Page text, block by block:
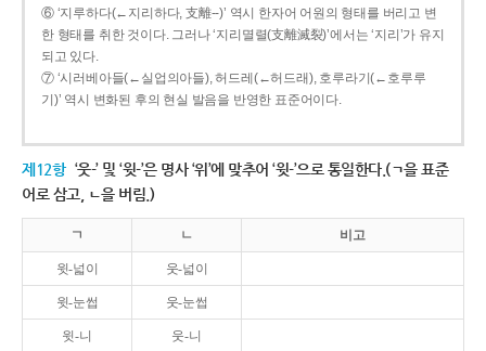
⑥ ‘지루하다(←지리하다, 支離--)’ 역시 한자어 어원의 형태를 버리고 변
한 형태를 취한 것이다. 그러나 ‘지리멸렬(支離滅裂)’에서는 ‘지리’가 유지
되고 있다.
⑦ ‘시러베아들(←실업의아들), 허드레(←허드래), 호루라기(←호루루
기)’ 역시 변화된 후의 현실 발음을 반영한 표준어이다.
제12항 ‘웃-’ 및 ‘윗-’은 명사 ‘위’에 맞추어 ‘윗-’으로 통일한다.(ㄱ을 표준
어로 삼고, ㄴ을 버림.)
ㄱ ㄴ 비고
윗-넓이 웃-넓이
윗-눈썹 웃-눈썹
윗-니 웃-니